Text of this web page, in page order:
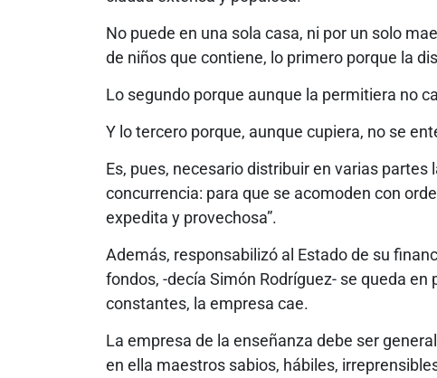
No puede en una sola casa, ni por un solo
de niños que contiene, lo primero porque la
Lo segundo porque aunque la permitiera no
Y lo tercero porque, aunque cupiera, no se
Es, pues, necesario distribuir en varias partes
concurrencia: para que se acomoden con
expedita y provechosa”.
Además, responsabilizó al Estado de su
fondos, -decía Simón Rodríguez- se queda
constantes, la empresa cae.
La empresa de la enseñanza debe ser
en ella maestros sabios, hábiles,